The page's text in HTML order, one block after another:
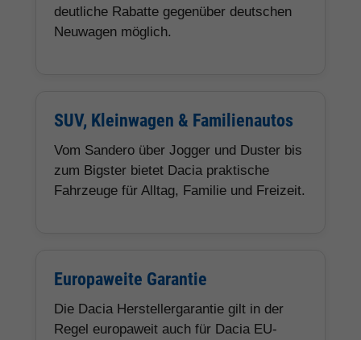
deutliche Rabatte gegenüber deutschen
Neuwagen möglich.
SUV, Kleinwagen & Familienautos
Vom Sandero über Jogger und Duster bis
zum Bigster bietet Dacia praktische
Fahrzeuge für Alltag, Familie und Freizeit.
Europaweite Garantie
Die Dacia Herstellergarantie gilt in der
Regel europaweit auch für Dacia EU-